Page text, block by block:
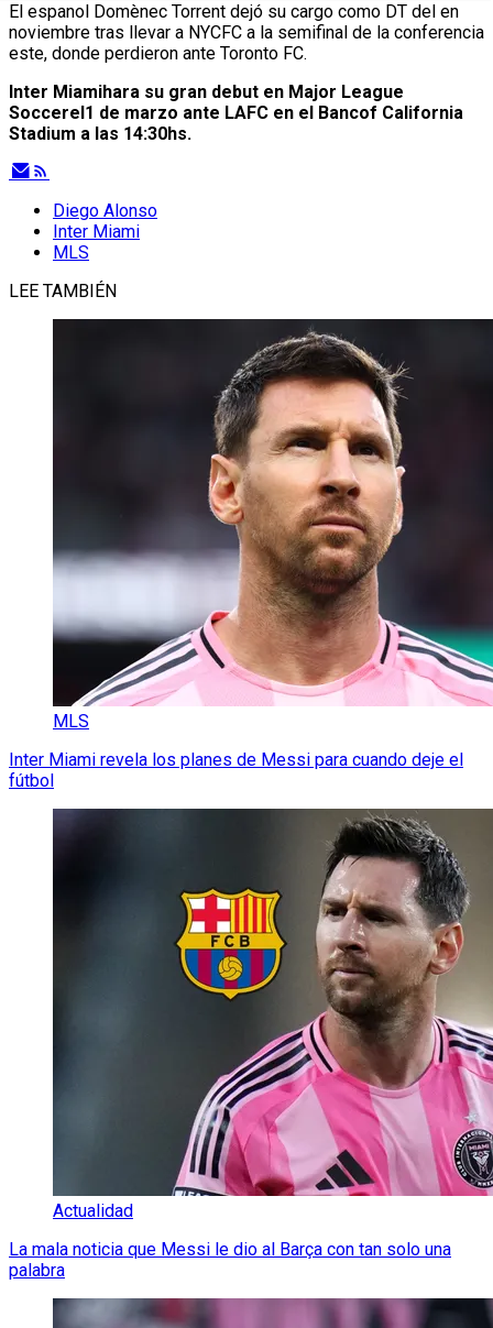
El espanol Domènec Torrent dejó su cargo como DT del en
noviembre tras llevar a NYCFC a la semifinal de la conferencia
este, donde perdieron ante Toronto FC.
Inter Miamihara su gran debut en Major League
Soccerel1 de marzo ante LAFC en el Bancof California
Stadium a las 14:30hs.
Diego Alonso
Inter Miami
MLS
LEE TAMBIÉN
MLS
Inter Miami revela los planes de Messi para cuando deje el
fútbol
Actualidad
La mala noticia que Messi le dio al Barça con tan solo una
palabra